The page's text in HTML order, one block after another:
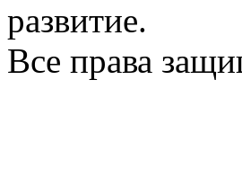
развитие.
Все права